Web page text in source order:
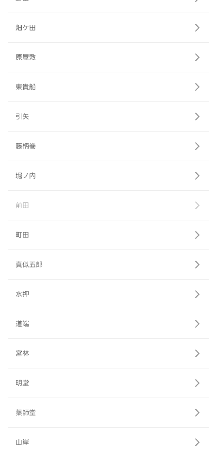
畑ケ田
原屋敷
東貴船
引矢
藤柄巻
堀ノ内
前田
町田
真似五郎
水押
道端
宮林
明堂
薬師堂
山岸